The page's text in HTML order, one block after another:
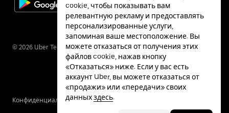
© 2026 Uber Technologies Inc.
КонфиденциальностьСпециальные
cookie, чтобы показывать вам
релевантную рекламу и предоставлять
персонализированные услуги,
запоминая ваше местоположение. Вы
можете отказаться от получения этих
файлов cookie, нажав кнопку
«Отказаться» ниже. Если у вас есть
аккаунт Uber, вы можете отказаться от
«продажи» или «передачи» своих
данныхздесь.